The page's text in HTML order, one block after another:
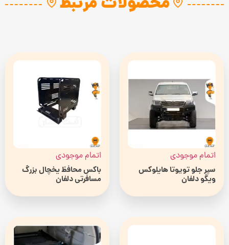
اتمام موجودی
سپر جلو تویوتا هایلوکس
ویگو دلفان
اتمام موجودی
باکس محافظ یخچال بزرگ
مسافرتی دلفان